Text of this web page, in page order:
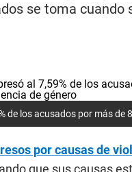
se toma
de los acusados por más de
por causas de
que sus causas